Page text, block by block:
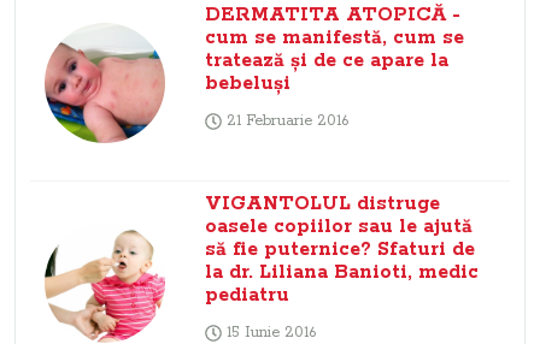
DERMATITA ATOPICĂ -
cum se manifestă, cum se
tratează şi de ce apare la
bebeluşi
21 Februarie 2016
VIGANTOLUL distruge
oasele copiilor sau le ajută
să fie puternice? Sfaturi de
la dr. Liliana Banioti, medic
pediatru
15 Iunie 2016